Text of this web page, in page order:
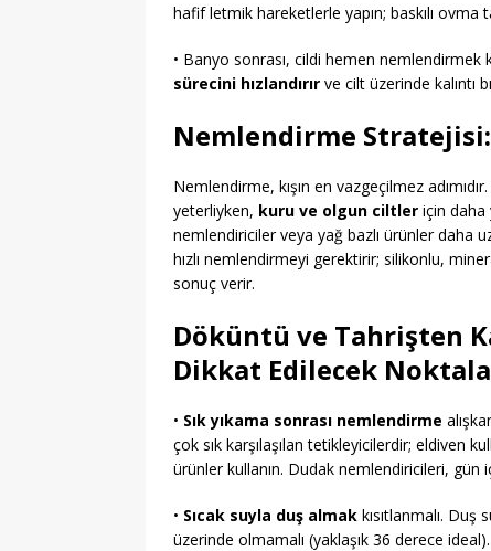
hafif letmik hareketlerle yapın; baskılı ovma
• Banyo sonrası, cildi hemen
sürecini hızlandırır ve cilt üzerinde kalıntı
Nemlendirme
Nemlendirme, kışın en vazgeçilmez adımıdır.
yeterliyken, kuru ve olgun ciltler için daha
nemlendiriciler veya yağ bazlı ürünler daha
hızlı nemlendirmeyi gerektirir; silikonlu,
sonuç verir.
Döküntü ve Tahrişten
Dikkat Edilecek
• Sık yıkama sonrası nemlendirme
çok sık karşılaşılan tetikleyicilerdir; eldiven
ürünler kullanın. Dudak nemlendiricileri,
• Sıcak suyla duş almak kısıtlanmalı. Duş
üzerinde olmamalı (yaklaşık 36 derece